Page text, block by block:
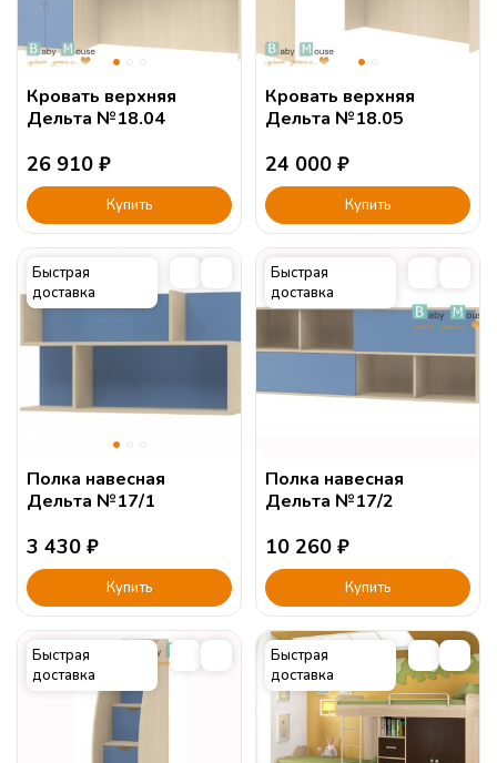
Кровать верхняя
Дельта №18.04
26 910 ₽
Купить
Кровать верхняя
Дельта №18.05
24 000 ₽
Купить
Быстрая
доставка
Полка навесная
Дельта №17/1
3 430 ₽
Купить
Быстрая
доставка
Полка навесная
Дельта №17/2
10 260 ₽
Купить
Быстрая
доставка
Быстрая
доставка